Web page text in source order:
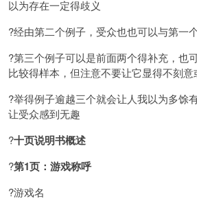
以为存在一定得歧义
?经由第二个例子，受众也也可以与第一
?第三个例子可以是前面两个得补充，也
比较得样本，但注意不要让它显得不刻
?举得例子逾越三个就会让人我以为多馀
让受众感到无趣
?十页说明书概述
?第1页：游戏称呼
?游戏名